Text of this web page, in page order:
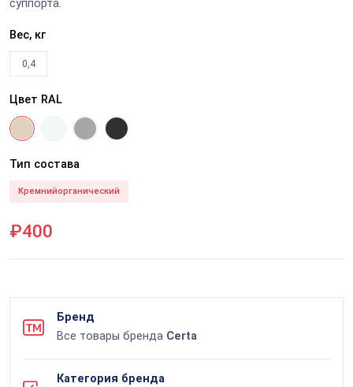
суппорта.
Вес, кг
0,4
Цвет RAL
Тип состава
Кремнийорганический
₽400
Бренд
Все товары бренда Certa
Категория бренда